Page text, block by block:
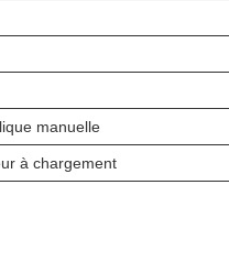
manuelle
à chargement